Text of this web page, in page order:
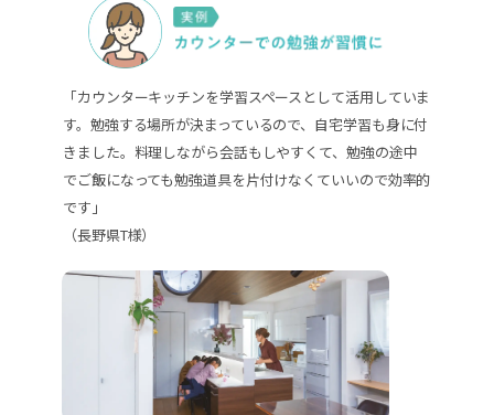
「カウンターキッチンを学習スペースとして活用していま
す。勉強する場所が決まっているので、自宅学習も身に付
きました。料理しながら会話もしやすくて、勉強の途中
でご飯になっても勉強道具を片付けなくていいので効率的
です」
（長野県T様）